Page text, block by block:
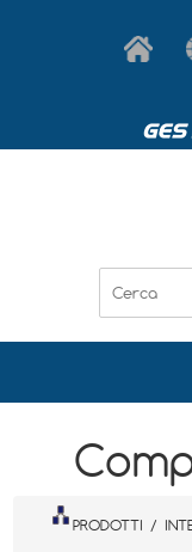
PRODOTTI /